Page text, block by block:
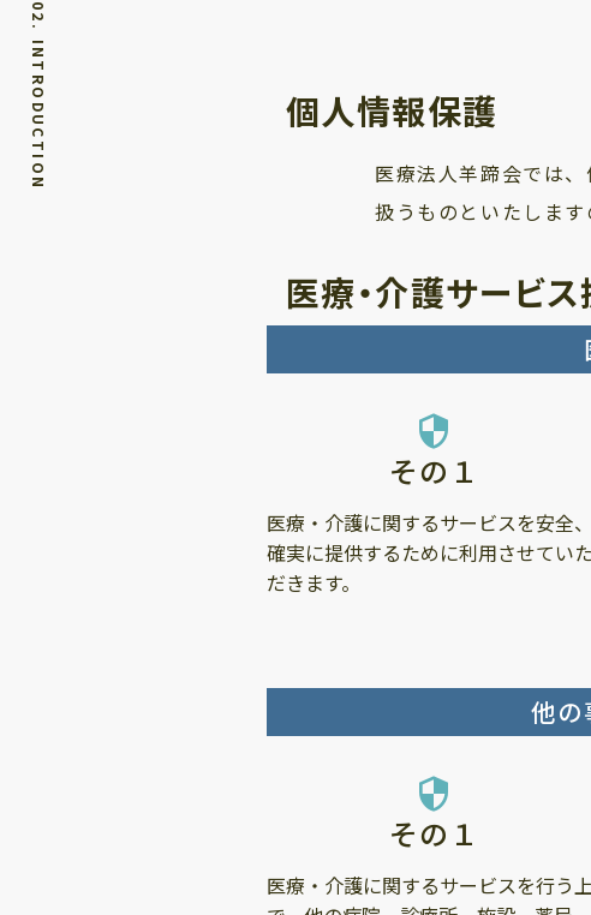
02. INTRODUCTION 個人情報保護
医療法人羊蹄会では
扱うものといたします
医療・介護サービ
security
その１
医療・介護に関するサービスを安全、
確実に提供するために利用させていた
だきます。
他の
security
その１
医療・介護に関するサービスを行う上